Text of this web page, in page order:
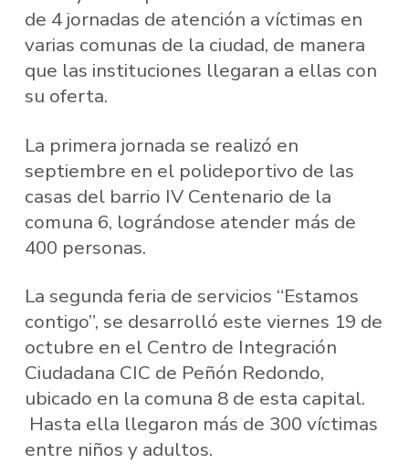
de 4 jornadas de atención a víctimas en
varias comunas de la ciudad, de manera
que las instituciones llegaran a ellas con
su oferta.
La primera jornada se realizó en
septiembre en el polideportivo de las
casas del barrio IV Centenario de la
comuna 6, lográndose atender más de
400 personas.
La segunda feria de servicios “Estamos
contigo”, se desarrolló este viernes 19 de
octubre en el Centro de Integración
Ciudadana CIC de Peñón Redondo,
ubicado en la comuna 8 de esta capital.
Hasta ella llegaron más de 300 víctimas
entre niños y adultos.